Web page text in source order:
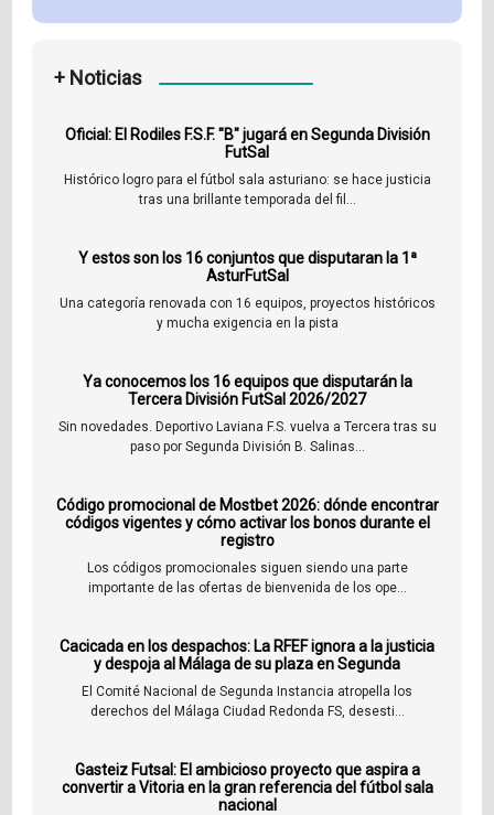
+ Noticias
Oficial: El Rodiles F.S.F. "B" jugará en Segunda División
FutSal
Histórico logro para el fútbol sala asturiano: se hace justicia
tras una brillante temporada del fil...
Y estos son los 16 conjuntos que disputaran la 1ª
AsturFutSal
Una categoría renovada con 16 equipos, proyectos históricos
y mucha exigencia en la pista
Ya conocemos los 16 equipos que disputarán la
Tercera División FutSal 2026/2027
Sin novedades. Deportivo Laviana F.S. vuelva a Tercera tras su
paso por Segunda División B. Salinas...
Código promocional de Mostbet 2026: dónde encontrar
códigos vigentes y cómo activar los bonos durante el
registro
Los códigos promocionales siguen siendo una parte
importante de las ofertas de bienvenida de los ope...
Cacicada en los despachos: La RFEF ignora a la justicia
y despoja al Málaga de su plaza en Segunda
El Comité Nacional de Segunda Instancia atropella los
derechos del Málaga Ciudad Redonda FS, desesti...
Gasteiz Futsal: El ambicioso proyecto que aspira a
convertir a Vitoria en la gran referencia del fútbol sala
nacional